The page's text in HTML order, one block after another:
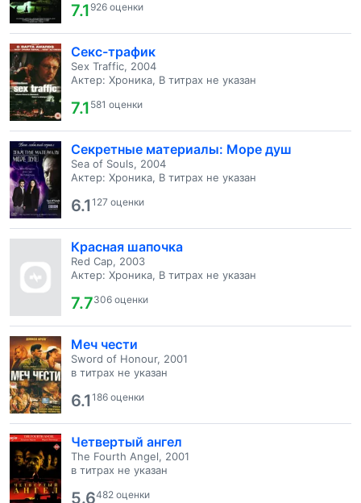
7.1926 оценки
Секс-трафик
Sex Traffic, 2004
Актер: Хроника, В титрах не указан
7.1 581 оценки
Секретные материалы: Море душ
Sea of Souls, 2004
Актер: Хроника, В титрах не указан
6.1127 оценки
Красная шапочка
Red Cap, 2003
Актер: Хроника, В титрах не указан
7.7306 оценки
Меч чести
Sword of Honour, 2001
в титрах не указан
6.1186 оценки
Четвертый ангел
The Fourth Angel, 2001
в титрах не указан
5.6482 оценки